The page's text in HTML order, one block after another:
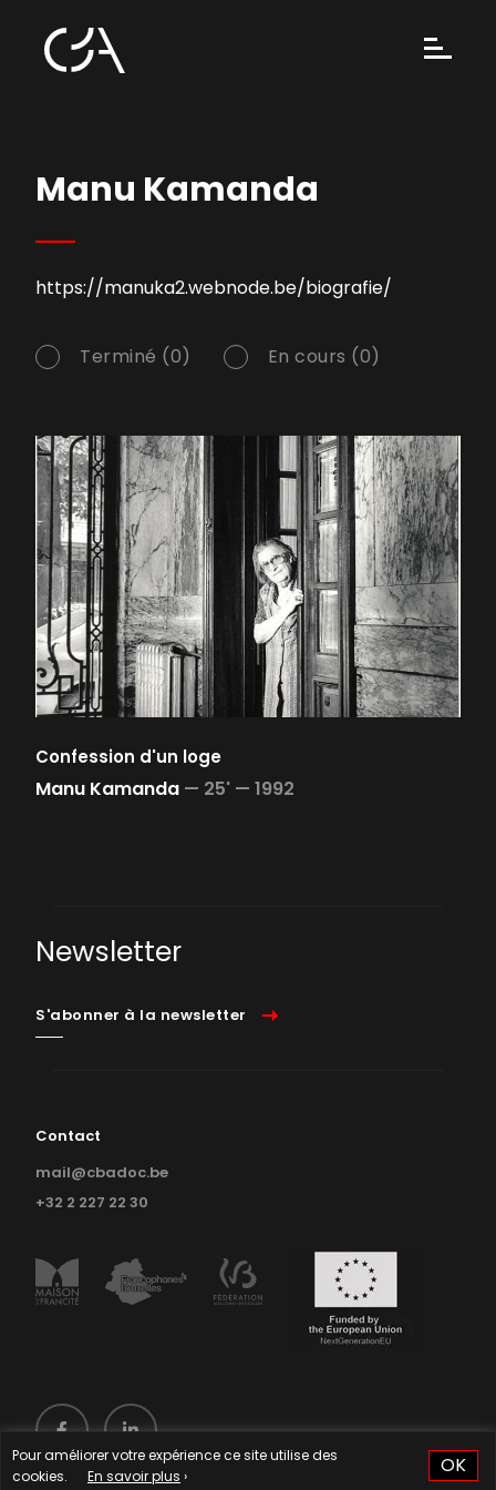
Manu Kamanda
https://manuka2.webnode.be/biografie/
Terminé (0) En cours (0)
Confession d'un loge
Manu Kamanda — 25' — 1992
Newsletter
S'abonner à la newsletter
Contact
mail@cbadoc.be
+32 2 227 22 30
Pour améliorer votre expérience ce site utilise des
cookies.
En savoir plus › OK